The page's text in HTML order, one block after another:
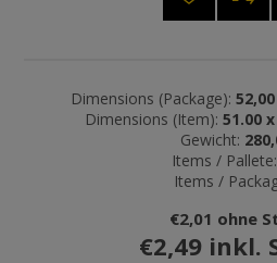
Dimensions (Package):
Dimensions (Item): 51.00
Gewicht:
Items / Pallete:
Items /
€2,01 ohne
€2,49 inkl.